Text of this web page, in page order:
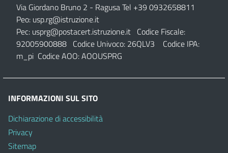
Via Giordano Bruno 2 - Ragusa Tel +39 0932658811
Peo: usp.rg@istruzione.it
Pec: usprg@postacert.istruzione.it Codice Fiscale:
92005900888 Codice Univoco: 26QLV3 Codice IPA:
m_pi Codice AOO: AOOUSPRG
INFORMAZIONI SUL SITO
Dichiarazione di accessibilità
Privacy
Sitemap